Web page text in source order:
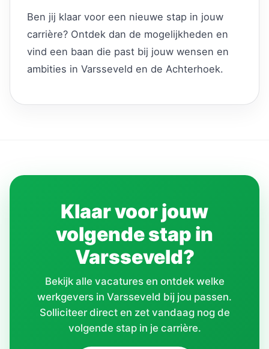
Ben jij klaar voor een nieuwe stap in jouw
carrière? Ontdek dan de mogelijkheden en
vind een baan die past bij jouw wensen en
ambities in Varsseveld en de Achterhoek.
Klaar voor jouw
volgende stap in
Varsseveld?
Bekijk alle vacatures en ontdek welke
werkgevers in Varsseveld bij jou passen.
Solliciteer direct en zet vandaag nog de
volgende stap in je carrière.